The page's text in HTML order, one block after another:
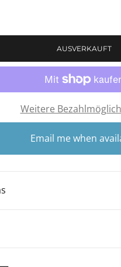
AUSVERKAUFT
Weitere
Email me when